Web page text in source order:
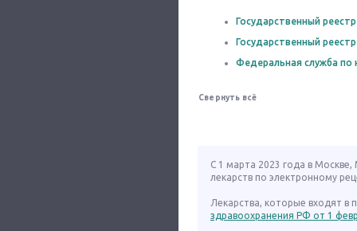
Государственный
Государственный
Федеральная служба по
Свернуть всё
С 1 марта 2023 года в
лекарств по электронному
Лекарства, которые входят в
здравоохранения РФ от 1